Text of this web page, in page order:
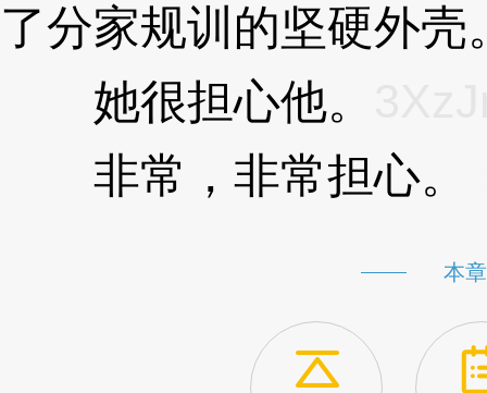
了分家规训的坚硬外壳
她很担心他。
非常，非常担心。
本